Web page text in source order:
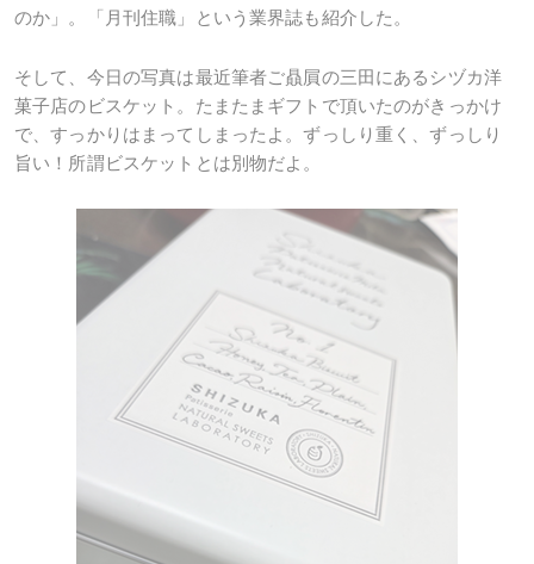
のか」。「月刊住職」という業界誌も紹介した。
そして、今日の写真は最近筆者ご贔屓の三田にあるシヅカ洋
菓子店のビスケット。たまたまギフトで頂いたのがきっかけ
で、すっかりはまってしまったよ。ずっしり重く、ずっしり
旨い！所謂ビスケットとは別物だよ。